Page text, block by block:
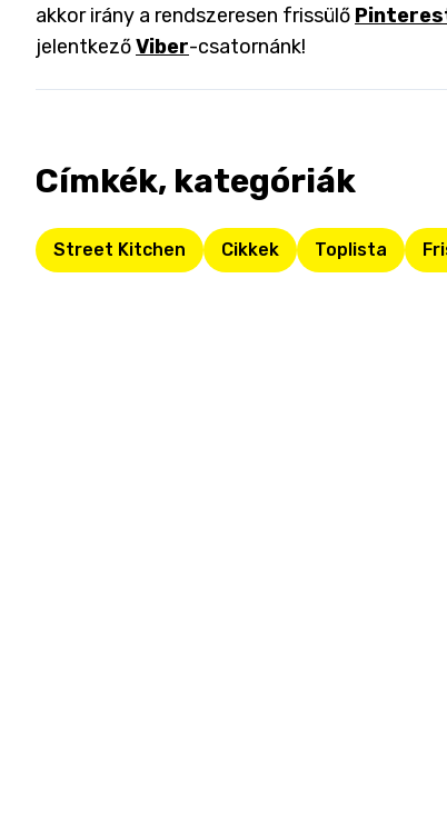
akkor irány a rendszeresen frissülő
jelentkezőViber-csatornánk!
Címkék, kategóriák
Street Kitchen Cikkek Toplista